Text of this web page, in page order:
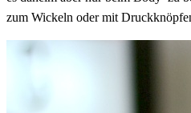
zum Wickeln oder mit